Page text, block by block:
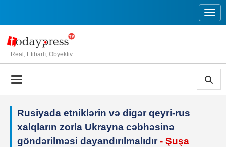
Real, Etibarlı, Obyektiv
Rusiyada etniklərin və digər qeyri-rus
xalqların zorla Ukrayna cəbhəsinə
göndərilməsi dayandırılmalıdır- Şuşa